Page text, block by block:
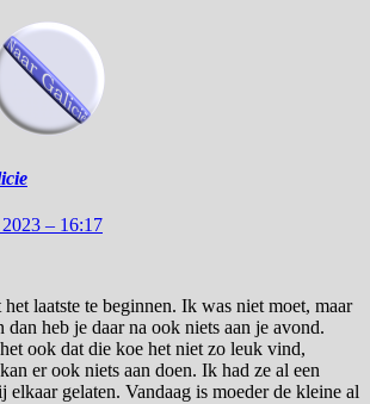
– 16:17
het laatste te beginnen. Ik was niet moet, maar
dan heb je daar na ook niets aan je avond.
ook dat die koe het niet zo leuk vind,
er ook niets aan doen. Ik had ze al een
elkaar gelaten. Vandaag is moeder de kleine al